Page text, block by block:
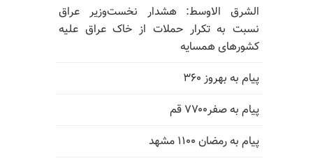
الشرق الاوسط: هشدار نخست‌وزیر عراق
نسبت به تکرار حملات از خاک عراق علیه
کشورهای همسایه
پیام به بهروز ۳۶۰
پیام به صفر۷۷۰۰ قم
پیام به رمضان ۱۱۰۰ مشهد